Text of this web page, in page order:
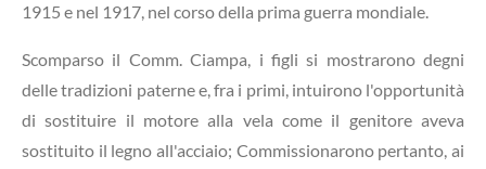
1915 e nel 1917, nel corso della prima guerra mondiale.
Scomparso il Comm. Ciampa, i figli si mostrarono degni
delle tradizioni paterne e, fra i primi, intuirono l'opportunità
di sostituire il motore alla vela come il genitore aveva
sostituito il legno all'acciaio; Commissionarono pertanto, ai